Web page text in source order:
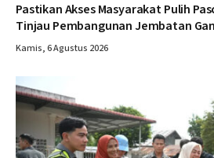
Pastikan Akses Masyarakat Pulih
Tinjau Pembangunan Jembatan
Kamis, 6 Agustus 2026